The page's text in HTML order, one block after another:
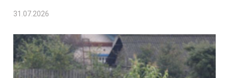
31.07.2026